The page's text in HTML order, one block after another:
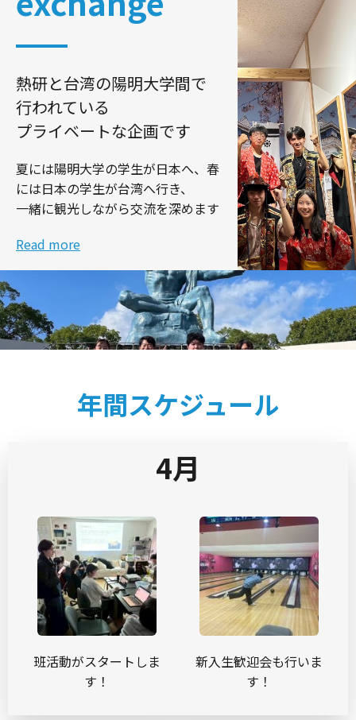
熱研と台湾の陽明大学間で
行われている
プライベートな企画です
夏には陽明大学の学生が日本へ、春
には日本の学生が台湾へ行き、
一緒に観光しながら交流を深めます
Read more
年間スケジュール
4月
班活動がスタートしま
す！
新入生歓迎会も行いま
す！